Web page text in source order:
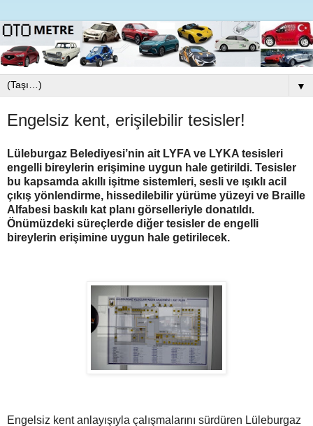
▼
Engelsiz kent, erişilebilir tesisler!
Lüleburgaz Belediyesi’nin ait LYFA ve LYKA tesisleri
engelli bireylerin erişimine uygun hale getirildi. Tesisler
bu kapsamda akıllı işitme sistemleri, sesli ve ışıklı acil
çıkış yönlendirme, hissedilebilir yürüme yüzeyi ve Braille
Alfabesi baskılı kat planı görselleriyle donatıldı.
Önümüzdeki süreçlerde diğer tesisler de engelli
bireylerin erişimine uygun hale getirilecek.
Engelsiz kent anlayışıyla çalışmalarını sürdüren Lüleburgaz